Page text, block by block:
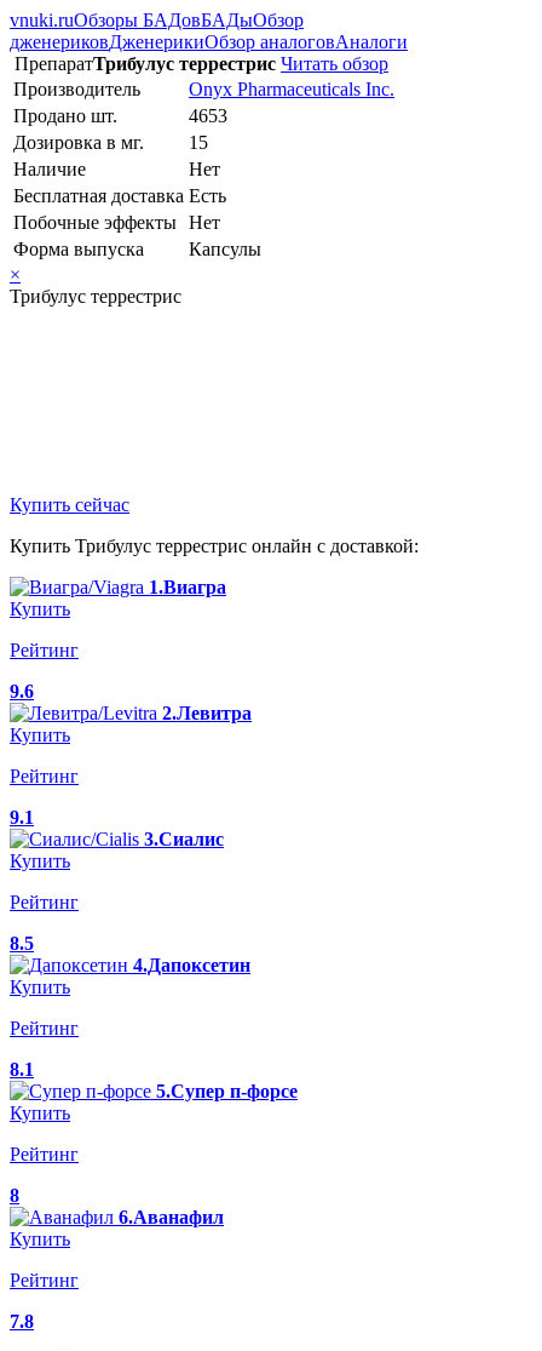
vnuki.ruОбзоры БАДовБАДыОбзор
дженериковДженерикиОбзор аналоговАналоги
ПрепаратТрибулус террестрис Читать обзор
Производитель
Onyx Pharmaceuticals Inc.
Продано шт.
4653
Дозировка в мг.
15
Наличие
Нет
Бесплатная доставка Есть
Побочные эффекты Нет
Форма выпуска
Капсулы
×
Трибулус террестрис
Купить сейчас
Купить Трибулус террестрис онлайн с доставкой:
1.Виагра
Купить
Рейтинг
9.6
2.Левитра
Купить
Рейтинг
9.1
3.Сиалис
Купить
Рейтинг
8.5
4.Дапоксетин
Купить
Рейтинг
8.1
5.Супер п-форсе
Купить
Рейтинг
8
6.Аванафил
Купить
Рейтинг
7.8